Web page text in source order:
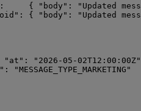
{ "body": "Updated
{ "body": "Updated
"2026-05-